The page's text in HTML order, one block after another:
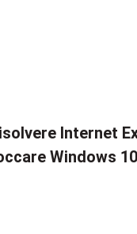
Internet
Windows